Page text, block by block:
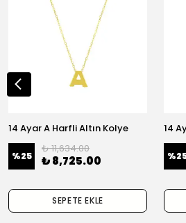
14 Ayar A Harfli Altın Kolye
%25
₺ 11,634.00
₺ 8,725.00
SEPETE EKLE
14
%